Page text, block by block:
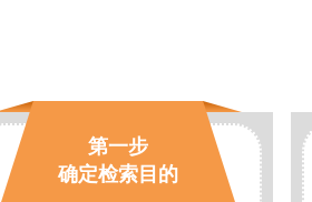
第一步
确定检索目的